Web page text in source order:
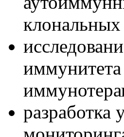
иммунитета
разработка